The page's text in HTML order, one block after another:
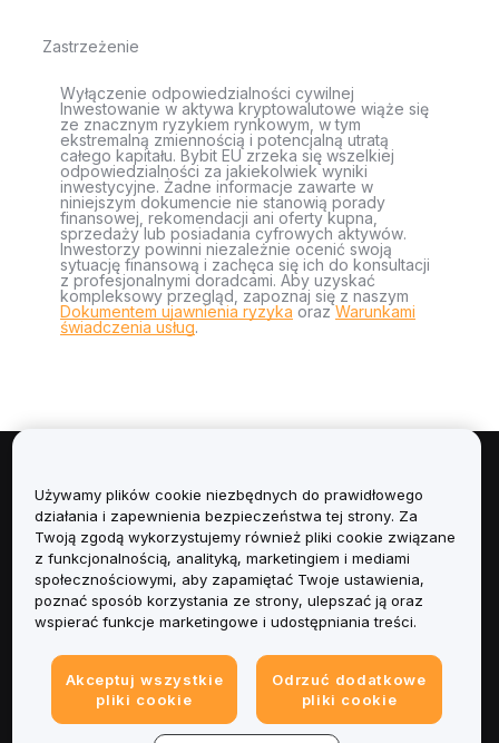
Zastrzeżenie
Wyłączenie odpowiedzialności cywilnej
Inwestowanie w aktywa kryptowalutowe wiąże się
ze znacznym ryzykiem rynkowym, w tym
ekstremalną zmiennością i potencjalną utratą
całego kapitału. Bybit EU zrzeka się wszelkiej
odpowiedzialności za jakiekolwiek wyniki
inwestycyjne. Żadne informacje zawarte w
niniejszym dokumencie nie stanowią porady
finansowej, rekomendacji ani oferty kupna,
sprzedaży lub posiadania cyfrowych aktywów.
Inwestorzy powinni niezależnie ocenić swoją
sytuację finansową i zachęca się ich do konsultacji
z profesjonalnymi doradcami. Aby uzyskać
kompleksowy przegląd, zapoznaj się z naszym
Dokumentem ujawnienia ryzyka orazWarunkami
świadczenia usług.
Informacje
Usługi
Obsługa Klienta
Informacje prawne
Używamy plików cookie niezbędnych do prawidłowego
działania i zapewnienia bezpieczeństwa tej strony. Za
Twoją zgodą wykorzystujemy również pliki cookie związane
z funkcjonalnością, analityką, marketingiem i mediami
społecznościowymi, aby zapamiętać Twoje ustawienia,
poznać sposób korzystania ze strony, ulepszać ją oraz
wspierać funkcje marketingowe i udostępniania treści.
Akceptuj wszystkie
pliki cookie
Odrzuć dodatkowe
pliki cookie